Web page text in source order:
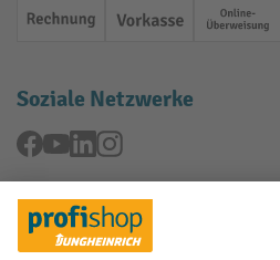
Rechnung Vorkasse
Soziale Netzwerke
Facebook
YouTubeLinkedInInstagram
Rücknahme-Services